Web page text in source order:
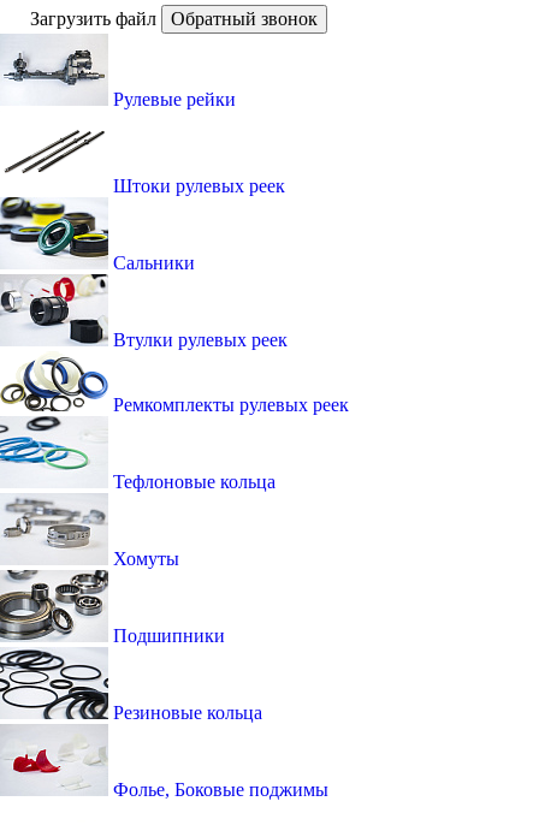
Загрузить файл
Обратный звонок
Рулевые рейки
Штоки рулевых реек
Сальники
Втулки рулевых реек
Ремкомплекты рулевых реек
Тефлоновые кольца
Хомуты
Подшипники
Резиновые кольца
Фолье, Боковые поджимы